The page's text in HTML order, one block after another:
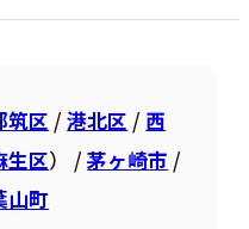
町西通 / 富士見町
門 / 本牧満坂 / 本
町 / 本牧和田 / 本
台 / 港町 / 南仲通
筑区 /港北区 / 西
生区） /茅ヶ崎市 /
山町